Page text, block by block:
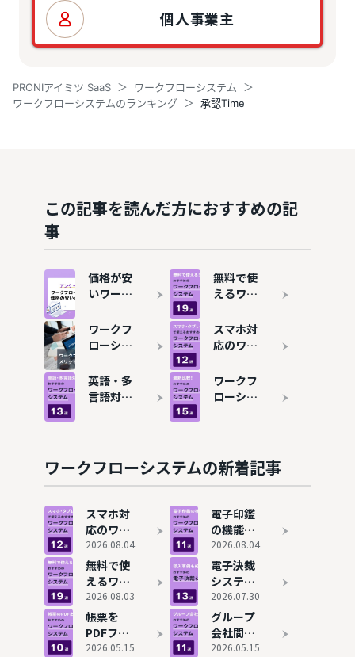
個人事業主
PRONIアイミツ SaaS
ワークフローシステム
ワークフローシステムのランキング
承認Time
この記事を読んだ方におすすめの記
事
価格が安
いワーク
ステムお
すすめ13
較！費用
相場も解
説
無料で使
えるワー
システム
おすすめ
ストをか
けずに稟
議を効率
ワークフ
ローシス
は？メリ
ット・デ
メリッ
スマホ対
応のワー
システム
おすすめ
英語・多
言語対応
すすめ13
選！海外
拠点・グ
ローバル
企業にも
対応
ワークフ
ローシス
ワークフローシステムの新着記事
スマホ対
応のワー
クフロー
システム
おすすめ
11選！タ
ブレット
でも承認
を効率化
2026.08.04
電子印鑑
の機能が
あるワー
クフロー
システム
おすすめ
11選
2026.08.04
無料で使
えるワー
クフロー
システム
おすすめ
19選！コ
2026.08.03
電子決裁
システム
を比較！
おすすめ
14選、選
び方やメ
2026.07.30
帳票を
PDFファ
イルに出
2026.05.15
グループ
会社間で
利用でき
2026.05.15